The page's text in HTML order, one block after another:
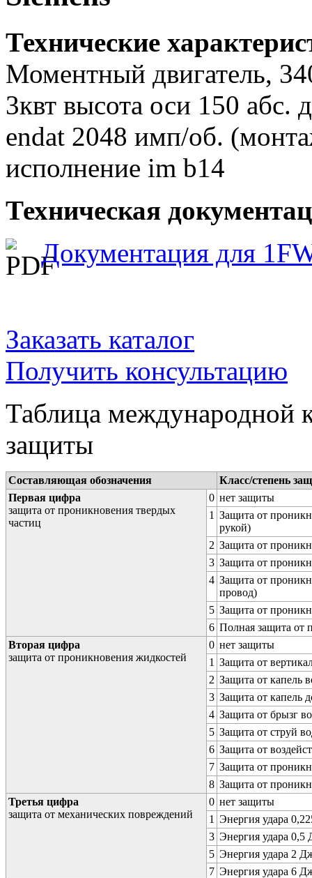
Технические
Моментный двигатель,
3квт высота оси 150 абс.
endat 2048 имп/об.
исполнение im b14
Техническая
Документация для
Заказать каталог
Получить консультацию
Таблица международной
защиты
Составляющая обозначения
Класс/степень
Первая цифра
защита от проникновения твердых
частиц
0 нет защиты
1 Защита от
рукой)
2 Защита от
3 Защита от
4 Защита от
провод)
5 Защита от
6 Полная защита от
Вторая цифра
защита от проникновения жидкостей
0 нет защиты
1 Защита от
2 Защита от капель
3 Защита от капель
4 Защита от брызг
5 Защита от струй
6 Защита от
7 Защита от
8 Защита от
Третья цифра
защита от механических повреждений
0 нет защиты
1 Энергия удара
3 Энергия удара 0,5
5 Энергия удара 2
7 Энергия удара 6